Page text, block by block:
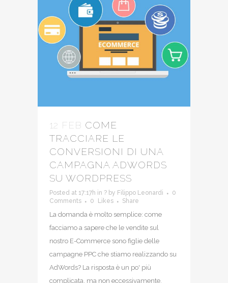
12 FEB COME
TRACCIARE LE
CONVERSIONI DI UNA
CAMPAGNA ADWORDS
SU WORDPRESS
Posted at 17:17h in ? by Filippo Leonardi
0
Comments
0 Likes Share
La domanda è molto semplice: come
facciamo a sapere che le vendite sul
nostro E-Commerce sono figlie delle
campagne PPC che stiamo realizzando su
AdWords? La risposta è un po' più
complicata, ma non eccessivamente.